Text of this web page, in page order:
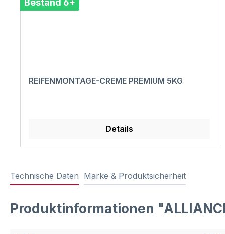
Bestand 6+
REIFENMONTAGE-CREME PREMIUM 5KG
Details
Technische Daten Marke & Produktsicherheit
Produktinformationen